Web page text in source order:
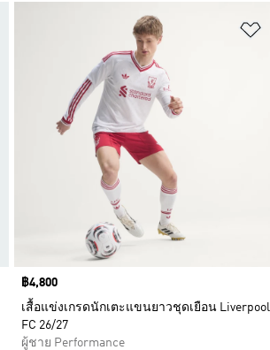
เพิ่มไปยังรายการสินค้าโปรด
Price
฿4,800
เสื้อแข่งเกรดนักเตะแขนยาวชุดเยือน Liverpool
FC 26/27
ผู้ชาย Performance